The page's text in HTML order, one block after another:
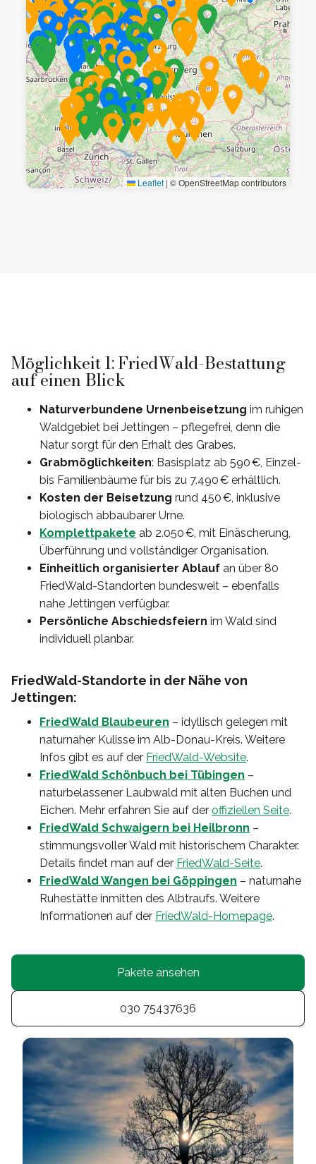
Leaflet | © OpenStreetMap contributors
Möglichkeit 1: FriedWald-Bestattung
auf einen Blick
Naturverbundene Urnenbeisetzung im ruhigen
Waldgebiet bei Jettingen – pflegefrei, denn die
Natur sorgt für den Erhalt des Grabes.
Grabmöglichkeiten: Basisplatz ab 590 €, Einzel-
bis Familienbäume für bis zu 7.490 € erhältlich.
Kosten der Beisetzung rund 450 €, inklusive
biologisch abbaubarer Urne.
Komplettpakete ab 2.050 €, mit Einäscherung,
Überführung und vollständiger Organisation.
Einheitlich organisierter Ablauf an über 80
FriedWald-Standorten bundesweit – ebenfalls
nahe Jettingen verfügbar.
Persönliche Abschiedsfeiern im Wald sind
individuell planbar.
FriedWald-Standorte in der Nähe von
Jettingen:
FriedWald Blaubeuren – idyllisch gelegen mit
naturnaher Kulisse im Alb-Donau-Kreis. Weitere
Infos gibt es auf der FriedWald-Website.
FriedWald Schönbuch bei Tübingen –
naturbelassener Laubwald mit alten Buchen und
Eichen. Mehr erfahren Sie auf der offiziellen Seite.
FriedWald Schwaigern bei Heilbronn –
stimmungsvoller Wald mit historischem Charakter.
Details findet man auf der FriedWald-Seite.
FriedWald Wangen bei Göppingen – naturnahe
Ruhestätte inmitten des Albtraufs. Weitere
Informationen auf der FriedWald-Homepage.
Pakete ansehen
030 75437636